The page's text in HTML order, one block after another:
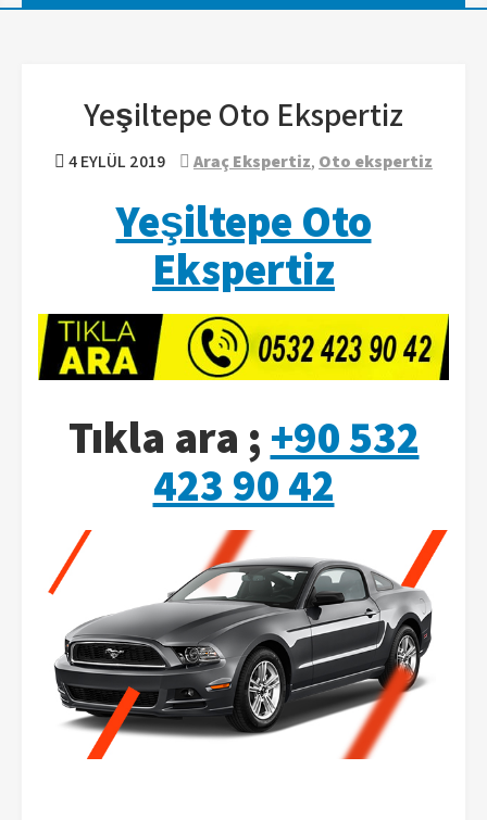
Yeşiltepe Oto Ekspertiz
4 EYLÜL 2019 Araç Ekspertiz, Oto ekspertiz
Yeşiltepe Oto
Ekspertiz
Tıkla ara ; +90 532
423 90 42